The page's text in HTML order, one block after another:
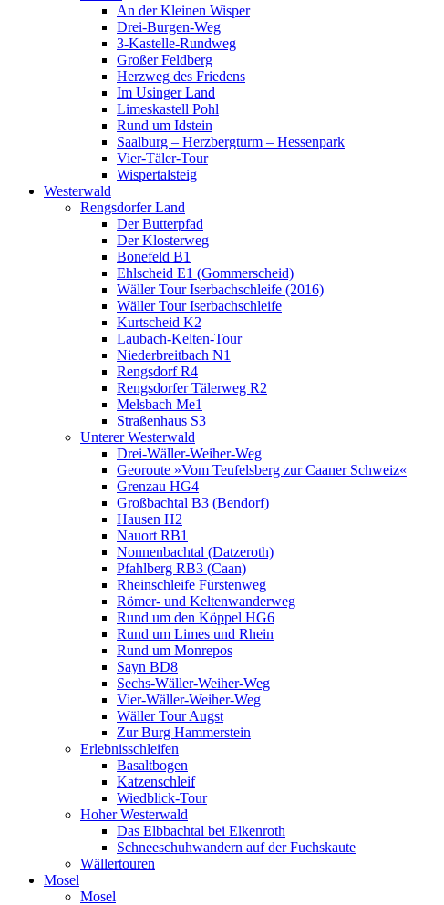
An der Kleinen Wisper
Drei-Burgen-Weg
3-Kastelle-Rundweg
Großer Feldberg
Herzweg des Friedens
Im Usinger Land
Limeskastell Pohl
Rund um Idstein
Saalburg – Herzbergturm – Hessenpark
Vier-Täler-Tour
Wispertalsteig
Westerwald
Rengsdorfer Land
Der Butterpfad
Der Klosterweg
Bonefeld B1
Ehlscheid E1 (Gommerscheid)
Wäller Tour Iserbachschleife (2016)
Wäller Tour Iserbachschleife
Kurtscheid K2
Laubach-Kelten-Tour
Niederbreitbach N1
Rengsdorf R4
Rengsdorfer Tälerweg R2
Melsbach Me1
Straßenhaus S3
Unterer Westerwald
Drei-Wäller-Weiher-Weg
Georoute »Vom Teufelsberg zur Caaner Schweiz«
Grenzau HG4
Großbachtal B3 (Bendorf)
Hausen H2
Nauort RB1
Nonnenbachtal (Datzeroth)
Pfahlberg RB3 (Caan)
Rheinschleife Fürstenweg
Römer- und Keltenwanderweg
Rund um den Köppel HG6
Rund um Limes und Rhein
Rund um Monrepos
Sayn BD8
Sechs-Wäller-Weiher-Weg
Vier-Wäller-Weiher-Weg
Wäller Tour Augst
Zur Burg Hammerstein
Erlebnisschleifen
Basaltbogen
Katzenschleif
Wiedblick-Tour
Hoher Westerwald
Das Elbbachtal bei Elkenroth
Schneeschuhwandern auf der Fuchskaute
Wällertouren
Mosel
Mosel